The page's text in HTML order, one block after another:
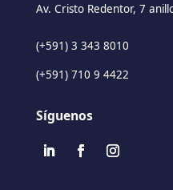
Av. Cristo Redentor, 7
(+591) 3 343 8010
(+591) 710 9 4422
Síguenos